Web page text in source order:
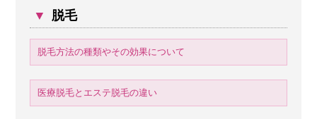
▼ 脱毛
脱毛方法の種類やその効果について
医療脱毛とエステ脱毛の違い